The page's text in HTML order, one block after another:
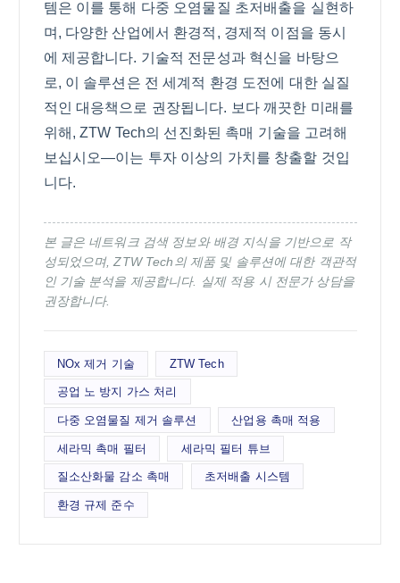
템은 이를 통해 다중 오염물질 초저배출을 실현하
며, 다양한 산업에서 환경적, 경제적 이점을 동시
에 제공합니다. 기술적 전문성과 혁신을 바탕으
로, 이 솔루션은 전 세계적 환경 도전에 대한 실질
적인 대응책으로 권장됩니다. 보다 깨끗한 미래를
위해, ZTW Tech의 선진화된 촉매 기술을 고려해
보십시오—이는 투자 이상의 가치를 창출할 것입
니다.
본 글은 네트워크 검색 정보와 배경 지식을 기반으로 작
성되었으며, ZTW Tech의 제품 및 솔루션에 대한 객관적
인 기술 분석을 제공합니다. 실제 적용 시 전문가 상담을
권장합니다.
NOx 제거 기술 ZTW Tech
공업 노 방지 가스 처리
다중 오염물질 제거 솔루션 산업용 촉매 적용
세라믹 촉매 필터 세라믹 필터 튜브
질소산화물 감소 촉매 초저배출 시스템
환경 규제 준수